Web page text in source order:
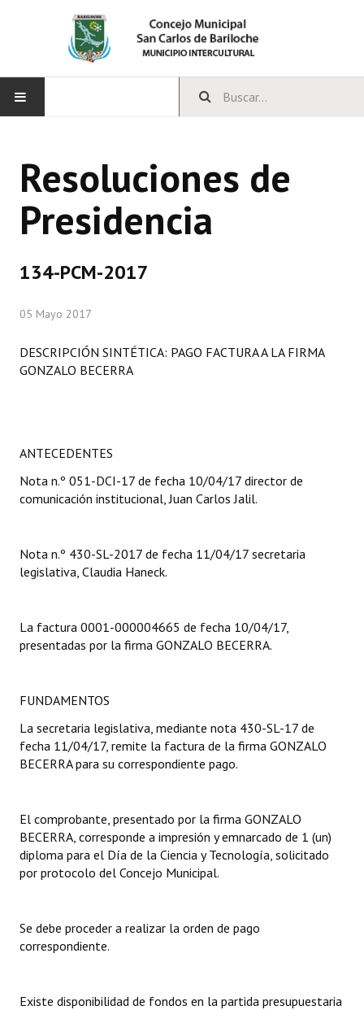
CONCEJO
Bloques Políticos
Comisiones Permanentes
Comisiones Especiales
Concejales Mandato Cumplido
Constitución Nacional
Constitución Provincial
Reglamento Interno
Organigrama
Informes de Gestión
Proyectos Presentados
Dictámenes Asesoría Letrada
Informes de Unidad Coordinadora
Ejecución Presupuestaria
NORMATIVA
Declaraciones
Resoluciones de
Presidencia
134-PCM-2017
05 Mayo 2017
DESCRIPCIÓN SINTÉTICA: PAGO FACTURA A LA FIRMA
GONZALO BECERRA
ANTECEDENTES
Nota n.º 051-DCI-17 de fecha 10/04/17 director de
comunicación institucional, Juan Carlos Jalil.
Nota n.º 430-SL-2017 de fecha 11/04/17 secretaria
legislativa, Claudia Haneck.
La factura 0001-000004665 de fecha 10/04/17,
presentadas por la firma GONZALO BECERRA.
FUNDAMENTOS
La secretaria legislativa, mediante nota 430-SL-17 de
fecha 11/04/17, remite la factura de la firma GONZALO
BECERRA para su correspondiente pago.
El comprobante, presentado por la firma GONZALO
BECERRA, corresponde a impresión y emnarcado de 1 (un)
diploma para el Día de la Ciencia y Tecnología, solicitado
por protocolo del Concejo Municipal.
Se debe proceder a realizar la orden de pago
correspondiente.
Existe disponibilidad de fondos en la partida presupuestaria